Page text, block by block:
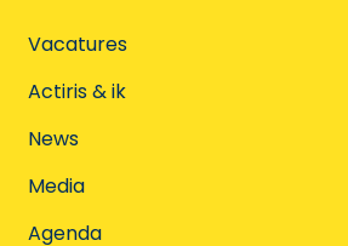
Vacatures
Actiris & ik
News
Media
Agenda